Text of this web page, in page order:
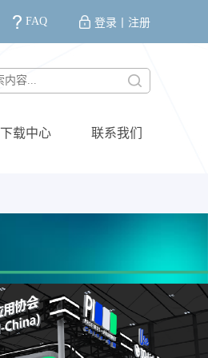
FAQ 登录 注册
下载中心 联系我们